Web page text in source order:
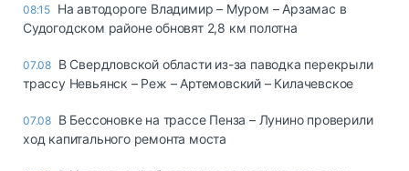
08:15 На автодороге Владимир – Муром – Арзамас в
Судогодском районе обновят 2,8 км полотна
07.08 В Свердловской области из-за паводка перекрыли
трассу Невьянск – Реж – Артемовский – Килачевское
07.08 В Бессоновке на трассе Пенза – Лунино проверили
ход капитального ремонта моста